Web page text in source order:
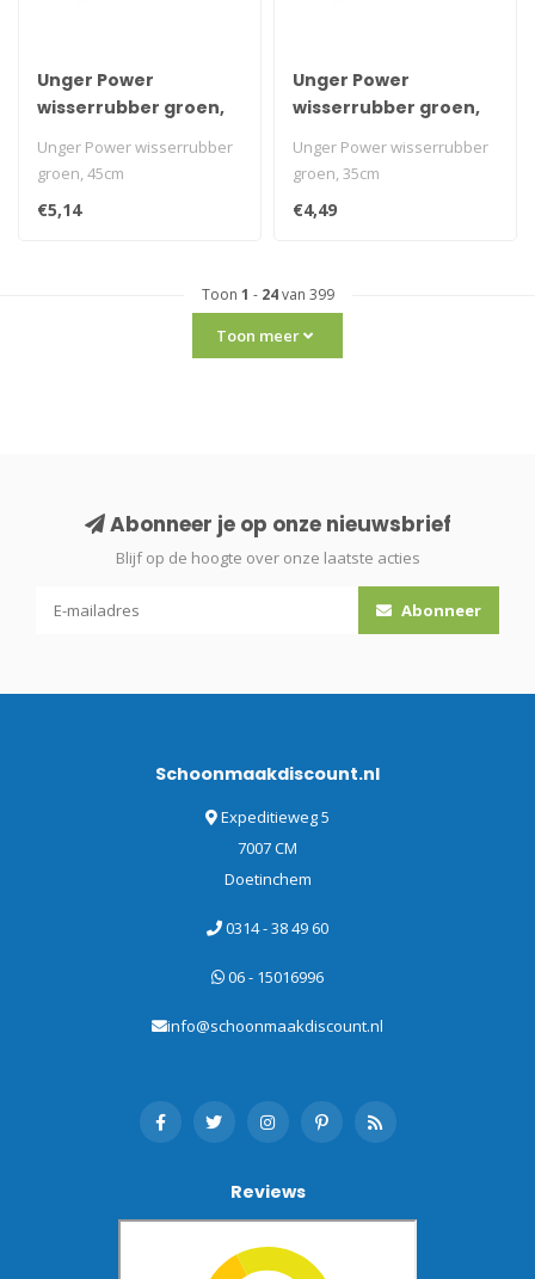
Unger Power
wisserrubber groen,
Unger Power wisserrubber
groen, 45cm
€5,14
Unger Power
wisserrubber groen,
Unger Power wisserrubber
groen, 35cm
€4,49
Toon 1 - 24van 399
Toon meer
Abonneer je op onze nieuwsbrief
Blijf op de hoogte over onze laatste acties
Abonneer
Schoonmaakdiscount.nl
Expeditieweg 5
7007 CM
Doetinchem
0314 - 38 49 60
06 - 15016996
info@schoonmaakdiscount.nl
Reviews